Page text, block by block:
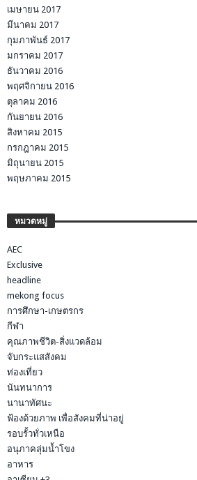
เมษายน 2017
มีนาคม 2017
กุมภาพันธ์ 2017
มกราคม 2017
ธันวาคม 2016
พฤศจิกายน 2016
ตุลาคม 2016
กันยายน 2016
สิงหาคม 2015
กรกฎาคม 2015
มิถุนายน 2015
พฤษภาคม 2015
หมวดหมู่
AEC
Exclusive
headline
mekong focus
การศึกษา-เกษตรกร
กีฬา
คุณภาพชีวิต-สิ่งแวดล้อม
จับกระแสสังคม
ท่องเที่ยว
นันทนาการ
นานาทัศนะ
ฟ้องด้วยภาพ เพื่อสังคมที่น่าอยู่
รอบรั้วทั่วเหนือ
อนุภาคลุ่มน้ำโขง
อาหาร